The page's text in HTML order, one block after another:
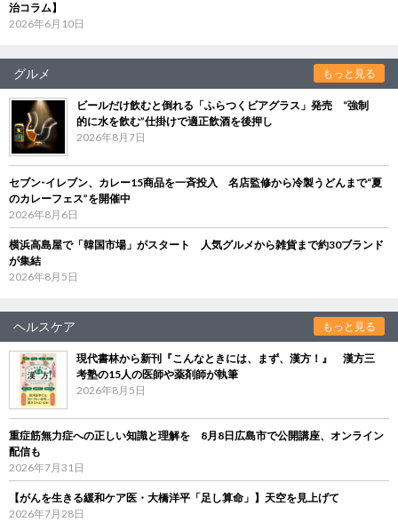
治コラム】
2026年6月10日
グルメ もっと見る
ビールだけ飲むと倒れる「ふらつくビアグラス」発売 “強制
的に水を飲む”仕掛けで適正飲酒を後押し
2026年8月7日
セブン‐イレブン、カレー15商品を一斉投入 名店監修から冷製うどんまで“夏
のカレーフェス”を開催中
2026年8月6日
横浜高島屋で「韓国市場」がスタート 人気グルメから雑貨まで約30ブランド
が集結
2026年8月5日
ヘルスケア もっと見る
現代書林から新刊『こんなときには、まず、漢方！』 漢方三
考塾の15人の医師や薬剤師が執筆
2026年8月5日
重症筋無力症への正しい知識と理解を 8月8日広島市で公開講座、オンライン
配信も
2026年7月31日
【がんを生きる緩和ケア医・大橋洋平「足し算命」】天空を見上げて
2026年7月28日